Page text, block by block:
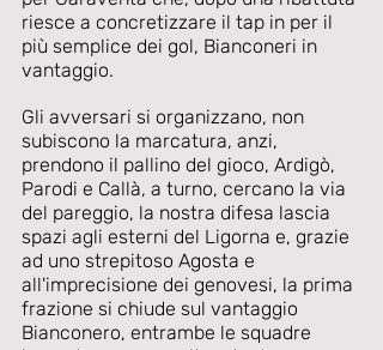
riesce a concretizzare il tap in per il
più semplice dei gol, Bianconeri in
vantaggio.
Gli avversari si organizzano, non
subiscono la marcatura, anzi,
prendono il pallino del gioco, Ardigò,
Parodi e Callà, a turno, cercano la via
del pareggio, la nostra difesa lascia
spazi agli esterni del Ligorna e, grazie
ad uno strepitoso Agosta e
all'imprecisione dei genovesi, la prima
frazione si chiude sul vantaggio
Bianconero, entrambe le squadre